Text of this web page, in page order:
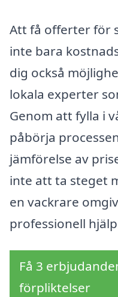
Att få offerter för
inte bara
dig också
lokala experter
Genom att fylla i
påbörja
jämförelse av
inte att ta steget
en vackrare
professionell
Få 3
förpliktelser